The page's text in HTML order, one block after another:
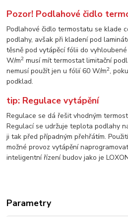
Pozor! Podlahové čidlo
Podlahové čidlo termostatu se klade
podlahy, avšak při kladení pod
těsně pod vytápěcí fólii do
W/m2 musí mít termostat limitační
nemusí použít jen u fólií 60 W/m2,
podklad.
tip: Regulace vytápění
Regulace se dá řešit vhodným
Regulací se udržuje teplota podlahy
ji tak před případným přehřátím.
možné provoz vytápění
inteligentní řízení budov jako je
Parametry